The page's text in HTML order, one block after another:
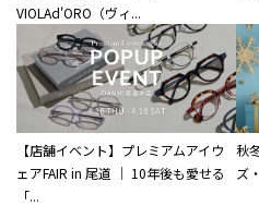
VIOLAd'ORO（ヴィ...
【店舗イベント】プレミアムアイウ
ェアFAIR in 尾道 ｜ 10年後も愛せる
「...
秋
ズ